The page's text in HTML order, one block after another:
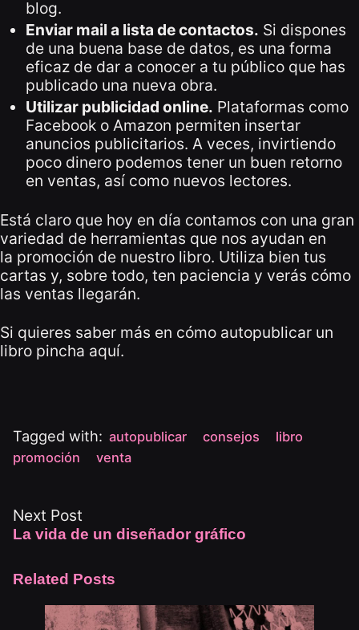
blog.
Enviar mail a lista de contactos. Si dispones
de una buena base de datos, es una forma
eficaz de dar a conocer a tu público que has
publicado una nueva obra.
Utilizar publicidad online. Plataformas como
Facebook o Amazon permiten insertar
anuncios publicitarios. A veces, invirtiendo
poco dinero podemos tener un buen retorno
en ventas, así como nuevos lectores.
Está claro que hoy en día contamos con una gran
variedad de herramientas que nos ayudan en
la promoción de nuestro libro. Utiliza bien tus
cartas y, sobre todo, ten paciencia y verás cómo
las ventas llegarán.
Si quieres saber más en cómo autopublicar un
libro pincha aquí.
Tagged with: autopublicar consejos
libro
promoción
venta
Next Post
La vida de un diseñador gráfico
Related Posts